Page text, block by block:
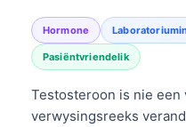
Hormone
Pasiëntvriendelik
Testosteroon is nie een
verwysingsreeks